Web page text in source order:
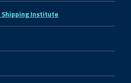
Institute